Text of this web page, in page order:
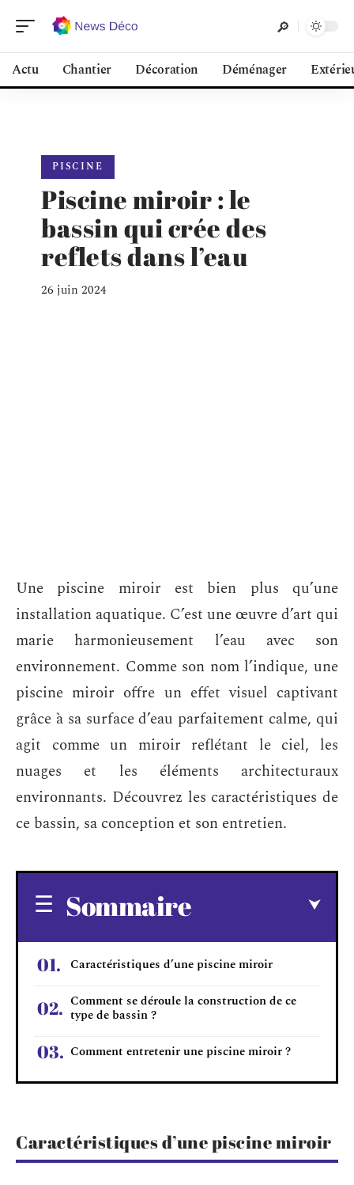
Actu Chantier Décoration Déménager
PISCINE
Piscine miroir : le
bassin qui crée des
reflets dans l’eau
26 juin 2024
Une piscine miroir est bien plus qu’une
installation aquatique. C’est une œuvre d’art qui
marie harmonieusement l’eau avec son
environnement. Comme son nom l’indique, une
piscine miroir offre un effet visuel captivant
grâce à sa surface d’eau parfaitement calme, qui
agit comme un miroir reflétant le ciel, les
nuages et les éléments architecturaux
environnants. Découvrez les caractéristiques de
ce bassin, sa conception et son entretien.
Sommaire
Caractéristiques d’une piscine miroir
Comment se déroule la construction de ce
type de bassin ?
Comment entretenir une piscine miroir ?
Caractéristiques d’une piscine miroir